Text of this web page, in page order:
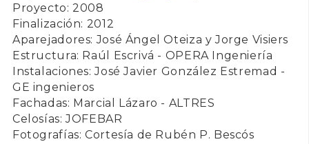
Proyecto: 2008
Finalización: 2012
Aparejadores: José Ángel Oteiza y Jorge Visiers
Estructura: Raúl Escrivá - OPERA Ingeniería
Instalaciones: José Javier González Estremad -
GE ingenieros
Fachadas: Marcial Lázaro - ALTRES
Celosías: JOFEBAR
Fotografías: Cortesía de Rubén P. Bescós